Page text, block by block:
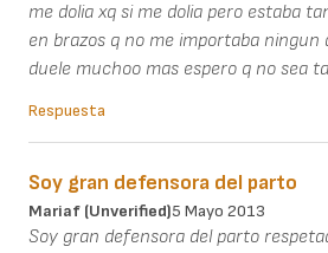
me dolia xq si me dolia pero estaba
en brazos q no me importaba ningun
duele muchoo mas espero q no sea
Respuesta
Soy gran defensora del parto
Mariaf (unverified)5 Mayo 2013
Soy gran defensora del parto